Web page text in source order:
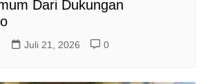
Dari Dukungan
Juli 21, 2026 0